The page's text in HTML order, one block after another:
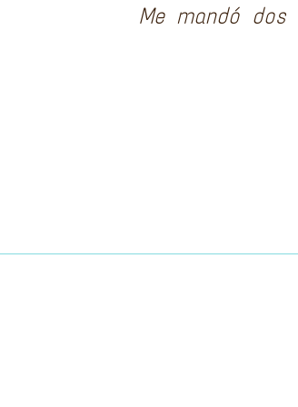
Me mandó dos